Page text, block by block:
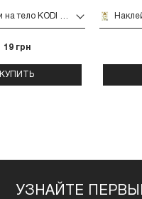
Наклейки на тело KODI Tattoo Style 0010
19 грн
КУПИТЬ
УЗНАЙТЕ